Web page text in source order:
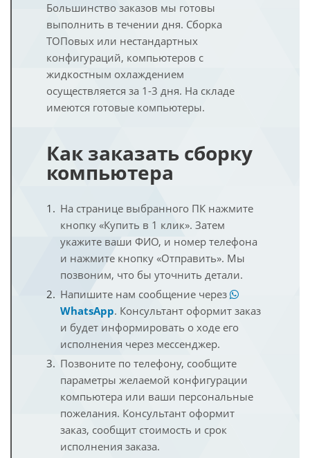
Большинство заказов мы готовы
выполнить в течении дня. Сборка
ТОПовых или нестандартных
конфигураций, компьютеров с
жидкостным охлаждением
осуществляется за 1-3 дня. На складе
имеются готовые компьютеры.
Как заказать сборку
компьютера
На странице выбранного ПК нажмите
кнопку «Купить в 1 клик». Затем
укажите ваши ФИО, и номер телефона
и нажмите кнопку «Отправить». Мы
позвоним, что бы уточнить детали.
Напишите нам сообщение через
WhatsApp. Консультант оформит заказ
и будет информировать о ходе его
исполнения через мессенджер.
Позвоните по телефону, сообщите
параметры желаемой конфигурации
компьютера или ваши персональные
пожелания. Консультант оформит
заказ, сообщит стоимость и срок
исполнения заказа.